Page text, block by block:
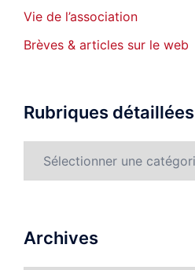
Vie de l’association
Brèves & articles sur le web
Rubriques détaillées
Archives